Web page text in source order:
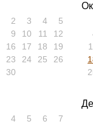
2 3 4
5
9 10 11
12
16 17 18
19
23 24 25
26
30
4 5 6
7